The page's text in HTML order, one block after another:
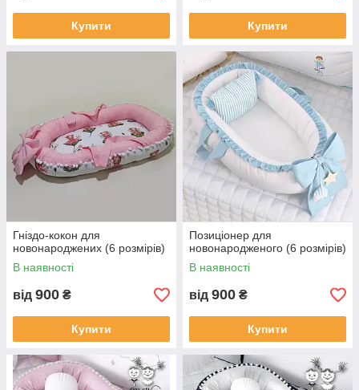
Купити Купити
Гніздо-кокон для
новонароджених (6 розмірів)
В наявності
від 900 ₴
Купити
Позиціонер для
новонародженого (6 розмірів)
В наявності
від 900 ₴
Купити